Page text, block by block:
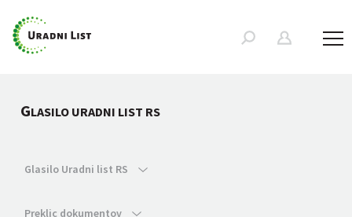
GLASILO URADNI LIST RS
Glasilo Uradni list RS
Preklic dokumentov